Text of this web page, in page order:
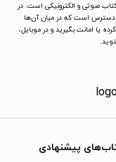
کتاب صوتی و الکترونیکی است. در
دسترس است که در میان آن‌ها
یا امانت بگیرید و در موبایل،
پیشنهادی